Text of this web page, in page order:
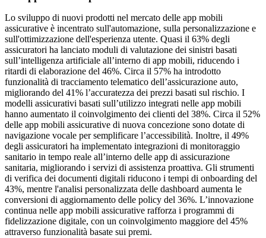
Lo sviluppo di nuovi prodotti nel mercato delle app mobili
assicurative è incentrato sull'automazione, sulla personalizzazione e
sull'ottimizzazione dell'esperienza utente. Quasi il 63% degli
assicuratori ha lanciato moduli di valutazione dei sinistri basati
sull’intelligenza artificiale all’interno di app mobili, riducendo i
ritardi di elaborazione del 46%. Circa il 57% ha introdotto
funzionalità di tracciamento telematico dell’assicurazione auto,
migliorando del 41% l’accuratezza dei prezzi basati sul rischio. I
modelli assicurativi basati sull’utilizzo integrati nelle app mobili
hanno aumentato il coinvolgimento dei clienti del 38%. Circa il 52%
delle app mobili assicurative di nuova concezione sono dotate di
navigazione vocale per semplificare l’accessibilità. Inoltre, il 49%
degli assicuratori ha implementato integrazioni di monitoraggio
sanitario in tempo reale all’interno delle app di assicurazione
sanitaria, migliorando i servizi di assistenza proattiva. Gli strumenti
di verifica dei documenti digitali riducono i tempi di onboarding del
43%, mentre l'analisi personalizzata delle dashboard aumenta le
conversioni di aggiornamento delle policy del 36%. L’innovazione
continua nelle app mobili assicurative rafforza i programmi di
fidelizzazione digitale, con un coinvolgimento maggiore del 45%
attraverso funzionalità basate sui premi.